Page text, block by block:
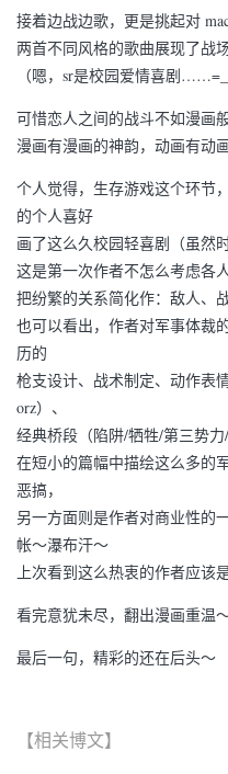
接着边战边歌，更是挑起对
两首不同风格的歌曲展现了战
（嗯，sr是校园爱情喜剧
可惜恋人之间的战斗不如漫画
漫画有漫画的神韵，动画有动
个人觉得，生存游戏这个环节
的个人喜好
画了这么久校园轻喜剧（虽然
这是第一次作者不怎么考虑各
把纷繁的关系简化作：敌人、
也可以看出，作者对军事体
历的
枪支设计、战术制定、动作表
orz）、
经典桥段（陷阱/牺牲/第三势
在短小的篇幅中描绘这么多的
恶搞，
另一方面则是作者对商业性的
帐～瀑布汗～
上次看到这么热衷的作者应该
看完意犹未尽，翻出漫画重温
最后一句，精彩的还在后头～
【相关博文】